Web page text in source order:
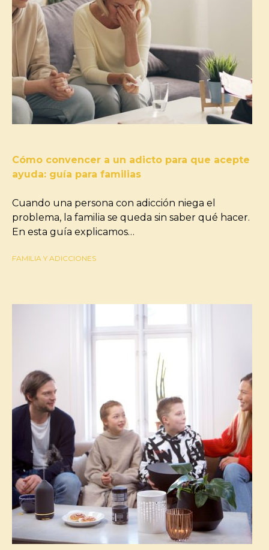
Cómo convencer a un adicto para que acepte
ayuda: guía para familias
Cuando una persona con adicción niega el
problema, la familia se queda sin saber qué hacer.
En esta guía explicamos…
FAMILIA Y ADICCIONES